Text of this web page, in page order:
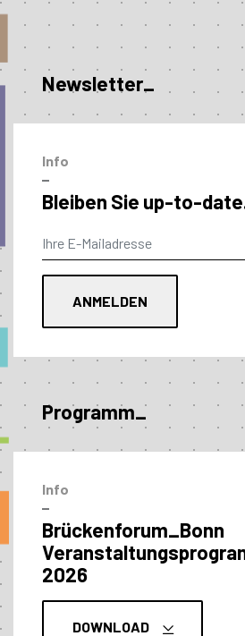
Newsletter_
Info
–
Bleiben Sie up-to-
Programm_
Info
–
Brückenforum_Bonn
2026
DOWNLOAD